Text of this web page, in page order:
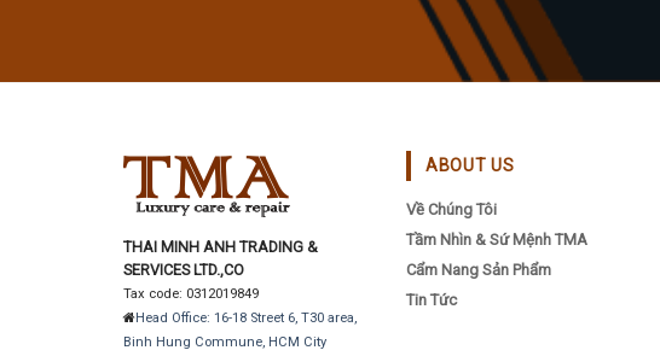
THAI MINH ANH TRADING &
SERVICES LTD.,CO
Tax code: 0312019849
Head Office: 16-18 Street 6, T30 area,
Binh Hung Commune, HCM City
ABOUT US
Về Chúng Tôi
Tầm Nhìn & Sứ Mệnh TMA
Cẩm Nang Sản Phẩm
Tin Tức